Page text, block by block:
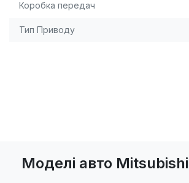
Коробка передач
Тип Приводу
Моделі авто Mitsubishi